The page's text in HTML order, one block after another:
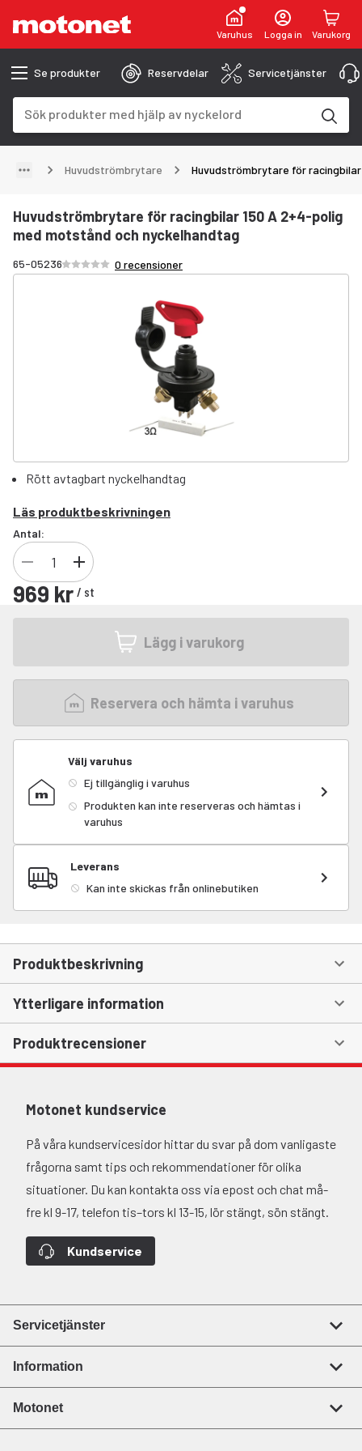
Varuhus Logga in Varukorg
Se produkter Reservdelar Servicetjänster
Huvudströmbrytare Huvudströmbrytare för
Huvudströmbrytare för racingbilar 150 A 2+4-polig
med motstånd och nyckelhandtag
65-05236Betyg /5 stjärnor
0 recensioner
Rött avtagbart nyckelhandtag
Läs produktbeskrivningen
Antal:
969 kr / st
Lägg i varukorg
Reservera och hämta i varuhus
Välj varuhus
Ej tillgänglig i varuhus
Produkten kan inte reserveras och hämtas i
varuhus
Leverans
Kan inte skickas från onlinebutiken
Produktbeskrivning
Ytterligare information
Produktrecensioner
Motonet kundservice
På våra kundservicesidor hittar du svar på dom vanligaste
frågorna samt tips och rekommendationer för olika
situationer. Du kan kontakta oss via epost och chat må-
fre kl 9-17, telefon tis–tors kl 13-15, lör stängt, sön stängt.
Kundservice
Servicetjänster
Information
Motonet